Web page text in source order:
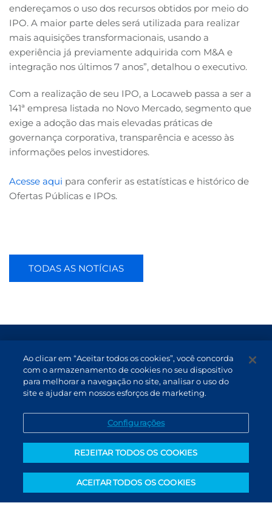
endereçamos o uso dos recursos obtidos por meio do
IPO. A maior parte deles será utilizada para realizar
mais aquisições transformacionais, usando a
experiência já previamente adquirida com M&A e
integração nos últimos 7 anos”, detalhou o executivo.
Com a realização de seu IPO, a Locaweb passa a ser a
141ª empresa listada no Novo Mercado, segmento que
exige a adoção das mais elevadas práticas de
governança corporativa, transparência e acesso às
informações pelos investidores.
Acesse aqui para conferir as estatísticas e histórico de
Ofertas Públicas e IPOs.
TODAS AS NOTÍCIAS
Atendimento
Canal de Denúncias
Ao clicar em “Aceitar todos os cookies”, você concorda
com o armazenamento de cookies no seu dispositivo
para melhorar a navegação no site, analisar o uso do
site e ajudar em nossos esforços de marketing.
Configurações
REJEITAR TODOS OS COOKIES
ACEITAR TODOS OS COOKIES